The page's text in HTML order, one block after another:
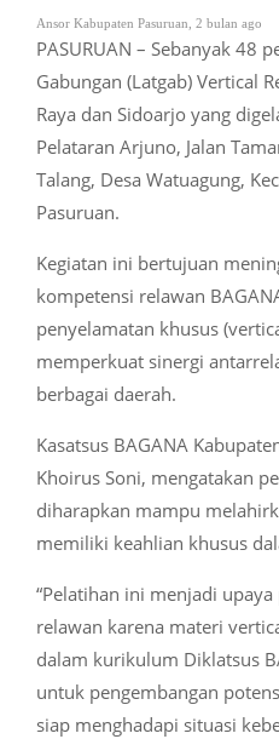
Ansor Kabupaten Pasuruan 2 bulan ago
PASURUAN – Sebanyak 48
Gabungan (Latgab) Vertical
Raya dan Sidoarjo yang
Pelataran Arjuno, Jalan
Talang, Desa Watuagung,
Pasuruan.
Kegiatan ini bertujuan
kompetensi relawan
penyelamatan khusus
memperkuat sinergi
berbagai daerah.
Kasatsus BAGANA
Khoirus Soni, mengatakan
diharapkan mampu
memiliki keahlian khusus
“Pelatihan ini menjadi
relawan karena materi
dalam kurikulum Diklatsus
untuk pengembangan
siap menghadapi situasi